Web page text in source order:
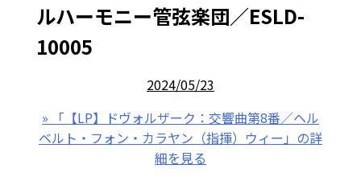
ルハーモニー管弦楽団／ESLD-
10005
2024/05/23
» 「【LP】ドヴォルザーク：交響曲第8番／ヘル
ベルト・フォン・カラヤン（指揮）ウィー」の詳
細を見る